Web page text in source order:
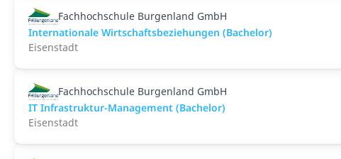
Fachhochschule Burgenland GmbH
Internationale Wirtschaftsbeziehungen (Bachelor)
Eisenstadt
Fachhochschule Burgenland GmbH
IT Infrastruktur-Management (Bachelor)
Eisenstadt